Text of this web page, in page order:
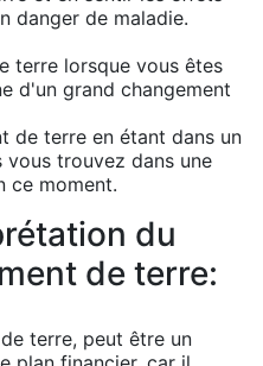
danger de maladie.
terre lorsque vous êtes
d'un grand changement
de terre en étant dans un
vous trouvez dans une
ce moment.
du
de terre:
terre, peut être un